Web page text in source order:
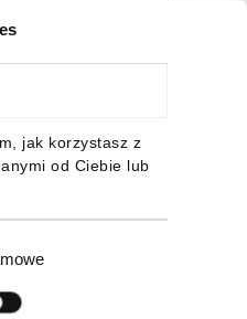
jak korzystasz z
od Ciebie lub